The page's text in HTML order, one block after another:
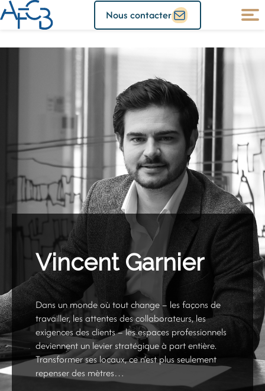
Nous contacter
Vincent Garnier
Dans un monde où tout change – les façons de
travailler, les attentes des collaborateurs, les
exigences des clients – les espaces professionnels
deviennent un levier stratégique à part entière.
Transformer ses locaux, ce n’est plus seulement
repenser des mètres…